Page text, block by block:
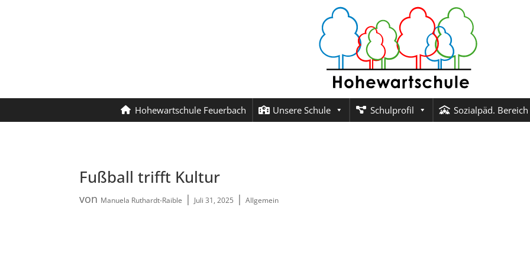
Hohewartschule Feuerbach Unsere Schule Schulprofil Sozialpäd. Bereich
Fußball trifft Kultur
von Manuela Ruthardt-Raible | Juli 31, 2025 |Allgemein